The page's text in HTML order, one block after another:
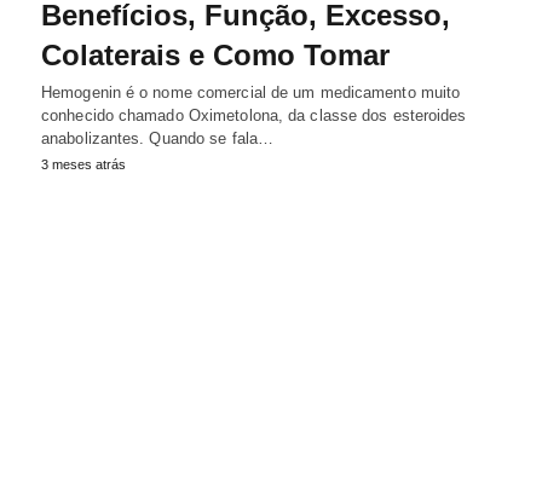
Benefícios, Função, Excesso,
Colaterais e Como Tomar
Hemogenin é o nome comercial de um medicamento muito
conhecido chamado Oximetolona, da classe dos esteroides
anabolizantes. Quando se fala…
3 meses atrás